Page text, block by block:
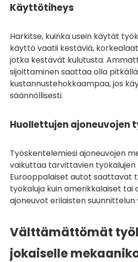
Käyttötiheys
Harkitse, kuinka usein käytät
käyttö vaatii kestäviä,
jotka kestävät kulutusta.
sijoittaminen saattaa olla
kustannustehokkaampaa, jos
säännöllisesti.
Huollettujen ajoneuvojen
Työskentelemiesi ajoneuvojen
vaikuttaa tarvittavien työkalujen
Eurooppalaiset autot saattavat
työkaluja kuin amerikkalaiset tai
ajoneuvot erilaisten suunnittelun
Välttämättömät
jokaiselle